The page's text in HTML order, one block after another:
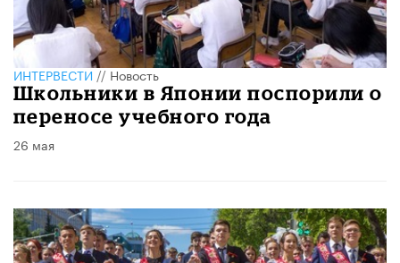
ИНТЕРВЕСТИ//Новость
Школьники в Японии поспорили о
переносе учебного года
26 мая